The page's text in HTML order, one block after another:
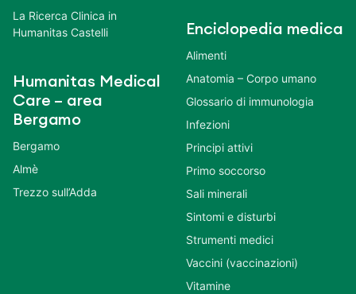
La Ricerca Clinica in
Humanitas Castelli
Humanitas Medical
Care – area
Bergamo
Bergamo
Almè
Trezzo sull’Adda
Enciclopedia medica
Alimenti
Anatomia – Corpo umano
Glossario di immunologia
Infezioni
Principi attivi
Primo soccorso
Sali minerali
Sintomi e disturbi
Strumenti medici
Vaccini (vaccinazioni)
Vitamine